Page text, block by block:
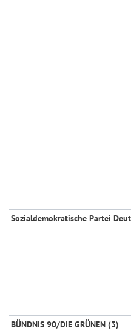
Sozialdemokratische Partei
BÜNDNIS 90/DIE GRÜNEN (3)